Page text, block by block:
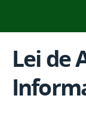
Lei de